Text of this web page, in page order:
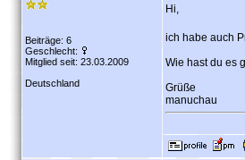
Beiträge: 6
Geschlecht:
Mitglied seit: 23.03.2009
Deutschland
Hi,
ich habe auch
Wie hast du es
Grüße
manuchau